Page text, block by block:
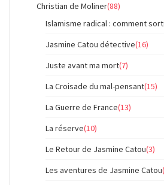
Christian de Moliner(88)
Islamisme radical : comment
Jasmine Catou détective(16)
Juste avant ma mort(7)
La Croisade du mal-pensant(15)
La Guerre de France(13)
La réserve(10)
Le Retour de Jasmine Catou(3)
Les aventures de Jasmine Catou